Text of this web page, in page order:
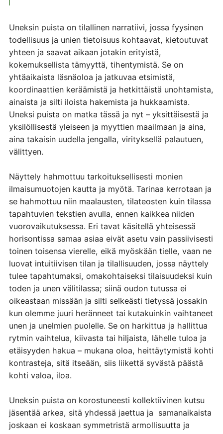
Uneksin puista on tilallinen narratiivi, jossa fyysinen
todellisuus ja unien tietoisuus kohtaavat, kietoutuvat
yhteen ja saavat aikaan jotakin erityistä,
kokemuksellista tämyyttä, tihentymistä. Se on
yhtäaikaista läsnäoloa ja jatkuvaa etsimistä,
koordinaattien keräämistä ja hetkittäistä unohtamista,
ainaista ja silti iloista hakemista ja hukkaamista.
Uneksi puista on matka tässä ja nyt – yksittäisestä ja
yksilöllisestä yleiseen ja myyttien maailmaan ja aina,
aina takaisin uudella jengalla, virityksellä palautuen,
välittyen.
Näyttely hahmottuu tarkoituksellisesti monien
ilmaisumuotojen kautta ja myötä. Tarinaa kerrotaan ja
se hahmottuu niin maalausten, tilateosten kuin tilassa
tapahtuvien tekstien avulla, ennen kaikkea niiden
vuorovaikutuksessa. Eri tavat käsitellä yhteisessä
horisontissa samaa asiaa eivät asetu vain passiivisesti
toinen toisensa vierelle, eikä myöskään tielle, vaan ne
luovat intuitiivisen tilan ja tilallisuuden, jossa näyttely
tulee tapahtumaksi, omakohtaiseksi tilaisuudeksi kuin
toden ja unen välitilassa; siinä oudon tutussa ei
oikeastaan missään ja silti selkeästi tietyssä jossakin
kun olemme juuri heränneet tai kutakuinkin vaihtaneet
unen ja unelmien puolelle. Se on harkittua ja hallittua
rytmin vaihtelua, kiivasta tai hiljaista, lähelle tuloa ja
etäisyyden hakua – mukana oloa, heittäytymistä kohti
kontrasteja, sitä itseään, siis liikettä syvästä päästä
kohti valoa, iloa.
Uneksin puista on korostuneesti kollektiivinen kutsu
jäsentää arkea, sitä yhdessä jaettua ja samanaikaista
joskaan ei koskaan symmetristä armollisuutta ja